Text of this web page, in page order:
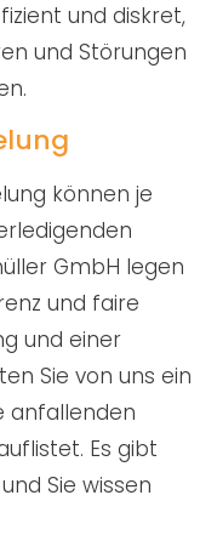
und diskret,
und Störungen
können je
GmbH legen
und faire
und einer
Sie von uns ein
anfallenden
Es gibt
Sie wissen